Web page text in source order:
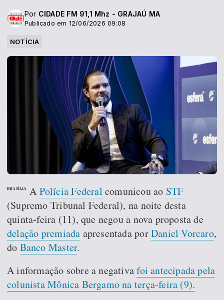
Por CIDADE FM 91,1 Mhz - GRAJAÚ MA
Publicado em 12/06/2026 09:08
NOTÍCIA
BRASÍLIA A Polícia Federal comunicou ao STF
(Supremo Tribunal Federal), na noite desta
quinta-feira (11), que negou a nova proposta de
delação premiada apresentada porDaniel Vorcaro,
do Banco Master.
A informação sobre a negativafoi antecipada pela
colunista Mônica Bergamo na terça-feira (9).